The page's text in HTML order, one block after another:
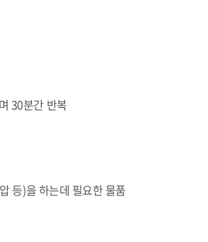
30분간 반복
등)을 하는데 필요한 물품